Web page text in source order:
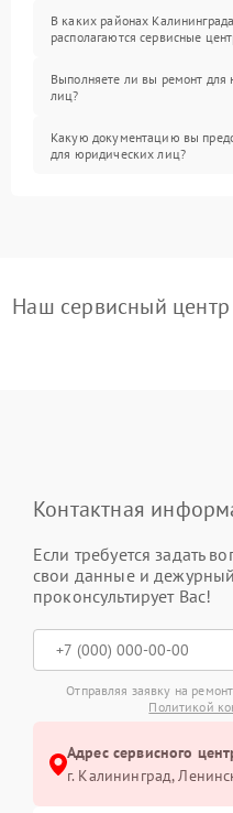
В каких районах Калининграда
располагаются сервисные
Выполняете ли вы ремонт для
лиц?
Какую документацию вы
для юридических лиц?
Наш сервисный
Контактная
Если требуется задать
свои данные и
проконсультирует Вас!
Отправляя заявку на
Политикой
Адрес сервисного
г. Калининград,